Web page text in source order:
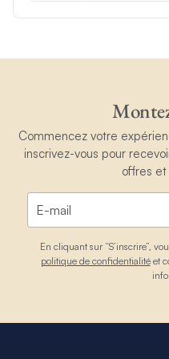
Commencez votre
inscrivez-vous pour
offres
En cliquant sur “S’inscrire”,
politique de confidentialitéet